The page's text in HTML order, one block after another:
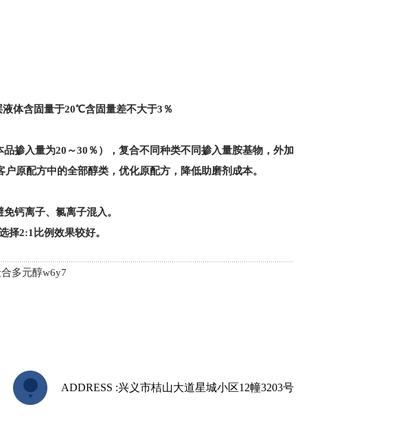
液体含固量于20℃含固量差不大于3 ％
品掺入量为20 ～30 ％），复合不同种类不同掺入量胺基物，外加
原配方中的全部醇类，优化原配方，降低助磨剂成本。
钙离子、氯离子混入。
择2:1 比例效果较好。
多元醇w6y7
ADDRESS :兴义市桔山大道星城小区12幢3203号